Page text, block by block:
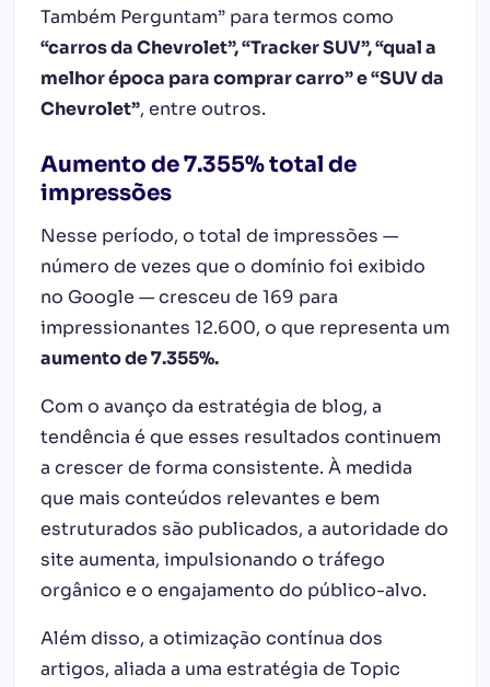
Também Perguntam” para termos como
“carros da Chevrolet”, “Tracker SUV”, “qual a
melhor época para comprar carro” e “SUV da
Chevrolet”, entre outros.
Aumento de 7.355% total de
impressões
Nesse período, o total de impressões —
número de vezes que o domínio foi exibido
no Google — cresceu de 169 para
impressionantes 12.600, o que representa um
aumento de 7.355%.
Com o avanço da estratégia de blog, a
tendência é que esses resultados continuem
a crescer de forma consistente. À medida
que mais conteúdos relevantes e bem
estruturados são publicados, a autoridade do
site aumenta, impulsionando o tráfego
orgânico e o engajamento do público-alvo.
Além disso, a otimização contínua dos
artigos, aliada a uma estratégia de Topic